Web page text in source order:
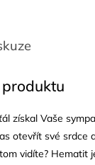
získal Vaše
otevřít své srdce
vidíte? Hematit